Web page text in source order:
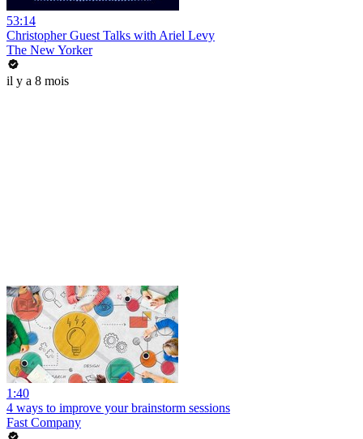
53:14
Christopher Guest Talks with Ariel Levy
The New Yorker
il y a 8 mois
1:40
4 ways to improve your brainstorm sessions
Fast Company